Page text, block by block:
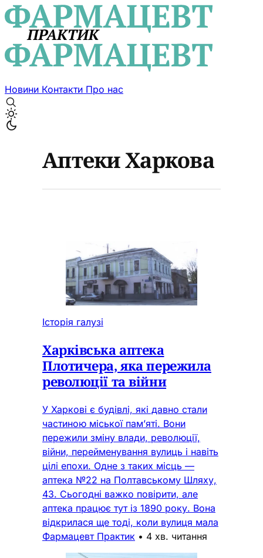
Новини Контакти Про нас
Аптеки Харкова
Історія галузі
Харківська аптека
Плотичера, яка пережила
революції та війни
У Харкові є будівлі, які давно стали
частиною міської пам’яті. Вони
пережили зміну влади, революції,
війни, перейменування вулиць і навіть
цілі епохи. Одне з таких місць —
аптека №22 на Полтавському Шляху,
43. Сьогодні важко повірити, але
аптека працює тут із 1890 року. Вона
відкрилася ще тоді, коли вулиця мала
Фармацевт Практик • 4 хв. читання